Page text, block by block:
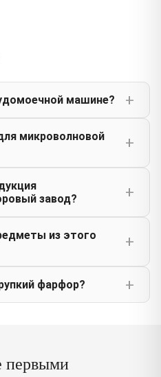
машине?
микроволновой
завод?
из этого
фарфор?
первыми